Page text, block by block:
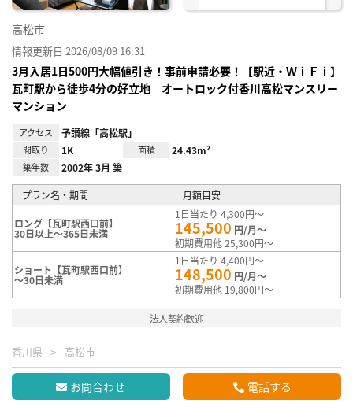
高松市
情報更新日 2026/08/09 16:31
3月入居1日500円大幅値引き！事前申請必要！【駅近・ＷｉＦｉ】
瓦町駅から徒歩4分の好立地 オートロック付香川高松マンスリー
マンション
アクセス 予讃線「高松駅」
間取り 1K 面積 24.43m²
築年数 2002年 3月 築
プラン名・期間 月額目安
ロング【瓦町駅西口前】
30日以上～365日未満
1日当たり 4,300円～
145,500 円/月～
初期費用他 25,300円～
ショート【瓦町駅西口前】
～30日未満
1日当たり 4,400円～
148,500 円/月～
初期費用他 19,800円～
法人契約歓迎
香川県 高松市
お問合わせ 電話する